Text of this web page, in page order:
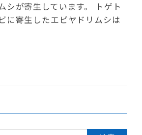
シが寄生しています。 トゲト
に寄生したエビヤドリムシは